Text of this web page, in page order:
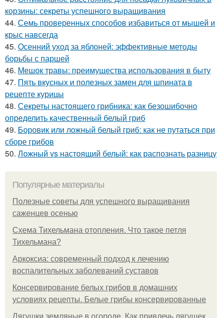
корзины: секреты успешного выращивания
44. Семь проверенных способов избавиться от мышей и
крыс навсегда
45. Осенний уход за яблоней: эффективные методы
борьбы с паршей
46. Мешок травы: преимущества использования в быту
47. Пять вкусных и полезных замен для шпината в
рецепте курицы
48. Секреты настоящего грибника: как безошибочно
определить качественный белый гриб
49. Боровик или ложный белый гриб: как не путаться при
сборе грибов
50. Ложный vs настоящий белый: как распознать разницу
Популярные материалы
Полезные советы для успешного выращивания
саженцев осенью
Схема Тихельмана отопления. Что такое петля
Тихельмана?
Аркоксиа: современный подход к лечению
воспалительных заболеваний суставов
Консервирование белых грибов в домашних
условиях рецепты. Белые грибы консервированные
Лягушки земляные в огороде. Как привлечь лягушек